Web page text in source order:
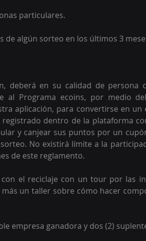
particulares.
de algún sorteo en los últimos 3
deberá en su calidad de persona
al Programa ecoins, por medio
aplicación, para convertirse en un
dentro de la plataforma
y canjear sus puntos por un
No existirá límite a la
de este reglamento.
el reciclaje con un tour por las
un taller sobre cómo hacer
empresa ganadora y dos (2)